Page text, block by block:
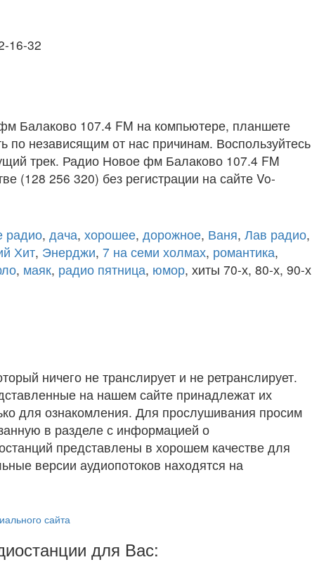
16-32
Балаково 107.4 FM на компьютере, планшете
по независящим от нас причинам. Воспользуйтесь
трек. Радио Новое фм Балаково 107.4 FM
(128 256 320) без регистрации на сайте Vo-
радио, дача, хорошее, дорожное, Ваня, Лав радио,
Хит, Энерджи, 7 на семи холмах, романтика,
, маяк, радио пятница, юмор, хиты 70-х, 80-х, 90-х
ничего не транслирует и не ретранслирует.
на нашем сайте принадлежат их
для ознакомления. Для прослушивания просим
в разделе с информацией о
представлены в хорошем качестве для
версии аудиопотоков находятся на
сайта
для Вас: